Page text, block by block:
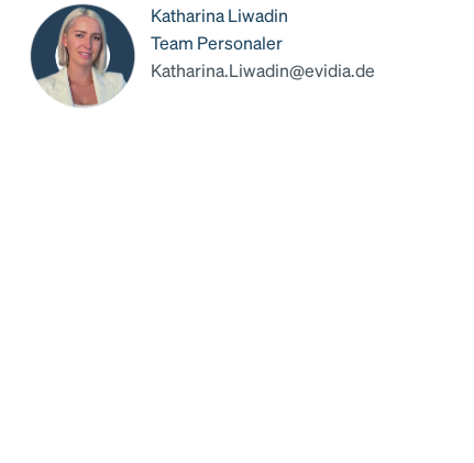
Katharina Liwadin
Team Personaler
Katharina.Liwadin@evidia.de